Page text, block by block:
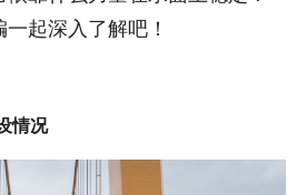
起深入了解吧！
情况